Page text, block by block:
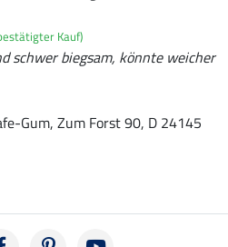
Kauf)
schwer biegsam, könnte weicher
Gum, Zum Forst 90, D 24145